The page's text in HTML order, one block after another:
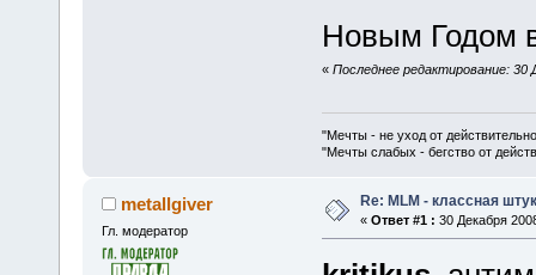
Новым Годом
« Последнее редактирование: 30
"Мечты - не уход от
"Мечты слабых - бегство от
metallgiver
Гл. модератор
Re: MLM - классная
« Ответ #1 : 30 Декабря